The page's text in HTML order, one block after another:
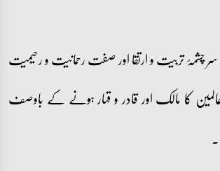
سر چشمۂ تربیت و ارتقا اور صفت رحمانیت و رحیمیت
کا مالک اور قادر و قہار ہونے کے باوصف